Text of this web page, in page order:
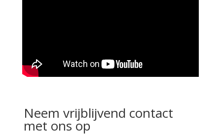
Neem vrijblijvend contact
met ons op